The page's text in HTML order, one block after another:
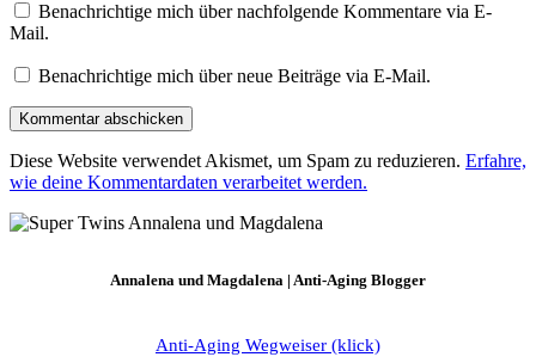
Benachrichtige mich über nachfolgende Kommentare via E-
Mail.
Benachrichtige mich über neue Beiträge via E-Mail.
Diese Website verwendet Akismet, um Spam zu reduzieren. Erfahre,
wie deine Kommentardaten verarbeitet werden.
Annalena und Magdalena | Anti-Aging Blogger
Anti-Aging Wegweiser (klick)